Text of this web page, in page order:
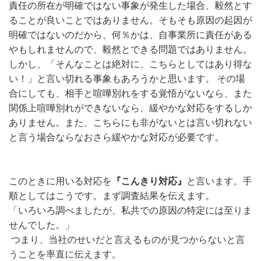
責任の所在が明確ではない事象が発生した場合、毅然とす
ることが良いことではありません。そもそも原因の起因が
明確ではないのだから、何％かは、自事業所に責任がある
やもしれませんので、毅然とできる問題ではありません。
しかし、「そんなことは絶対に、こちらとしてはあり得な
い！」と言い切れる事象もあろうかと思います。 その場
合にしても、相手と喧嘩別れをする覚悟がないなら、また
関係上喧嘩別れができないなら、緩やかな対応をするしか
ありません。また、こちらにも非がないとは言い切れない
と言う場合ならなおさら緩やかな対応が必要です。
このときに用いる対応を 『こんきり対応』
と言います。手
順としてはこうです。まず調査結果を伝えます。
「いろいろ調べましたが、私共での原因の特定には至りま
せんでした。」
つまり、当社のせいだと言えるものが見つからないと言
うことを率直に伝えます。